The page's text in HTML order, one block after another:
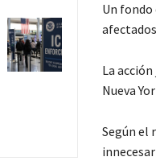
Un fondo
La
Nueva
Según el